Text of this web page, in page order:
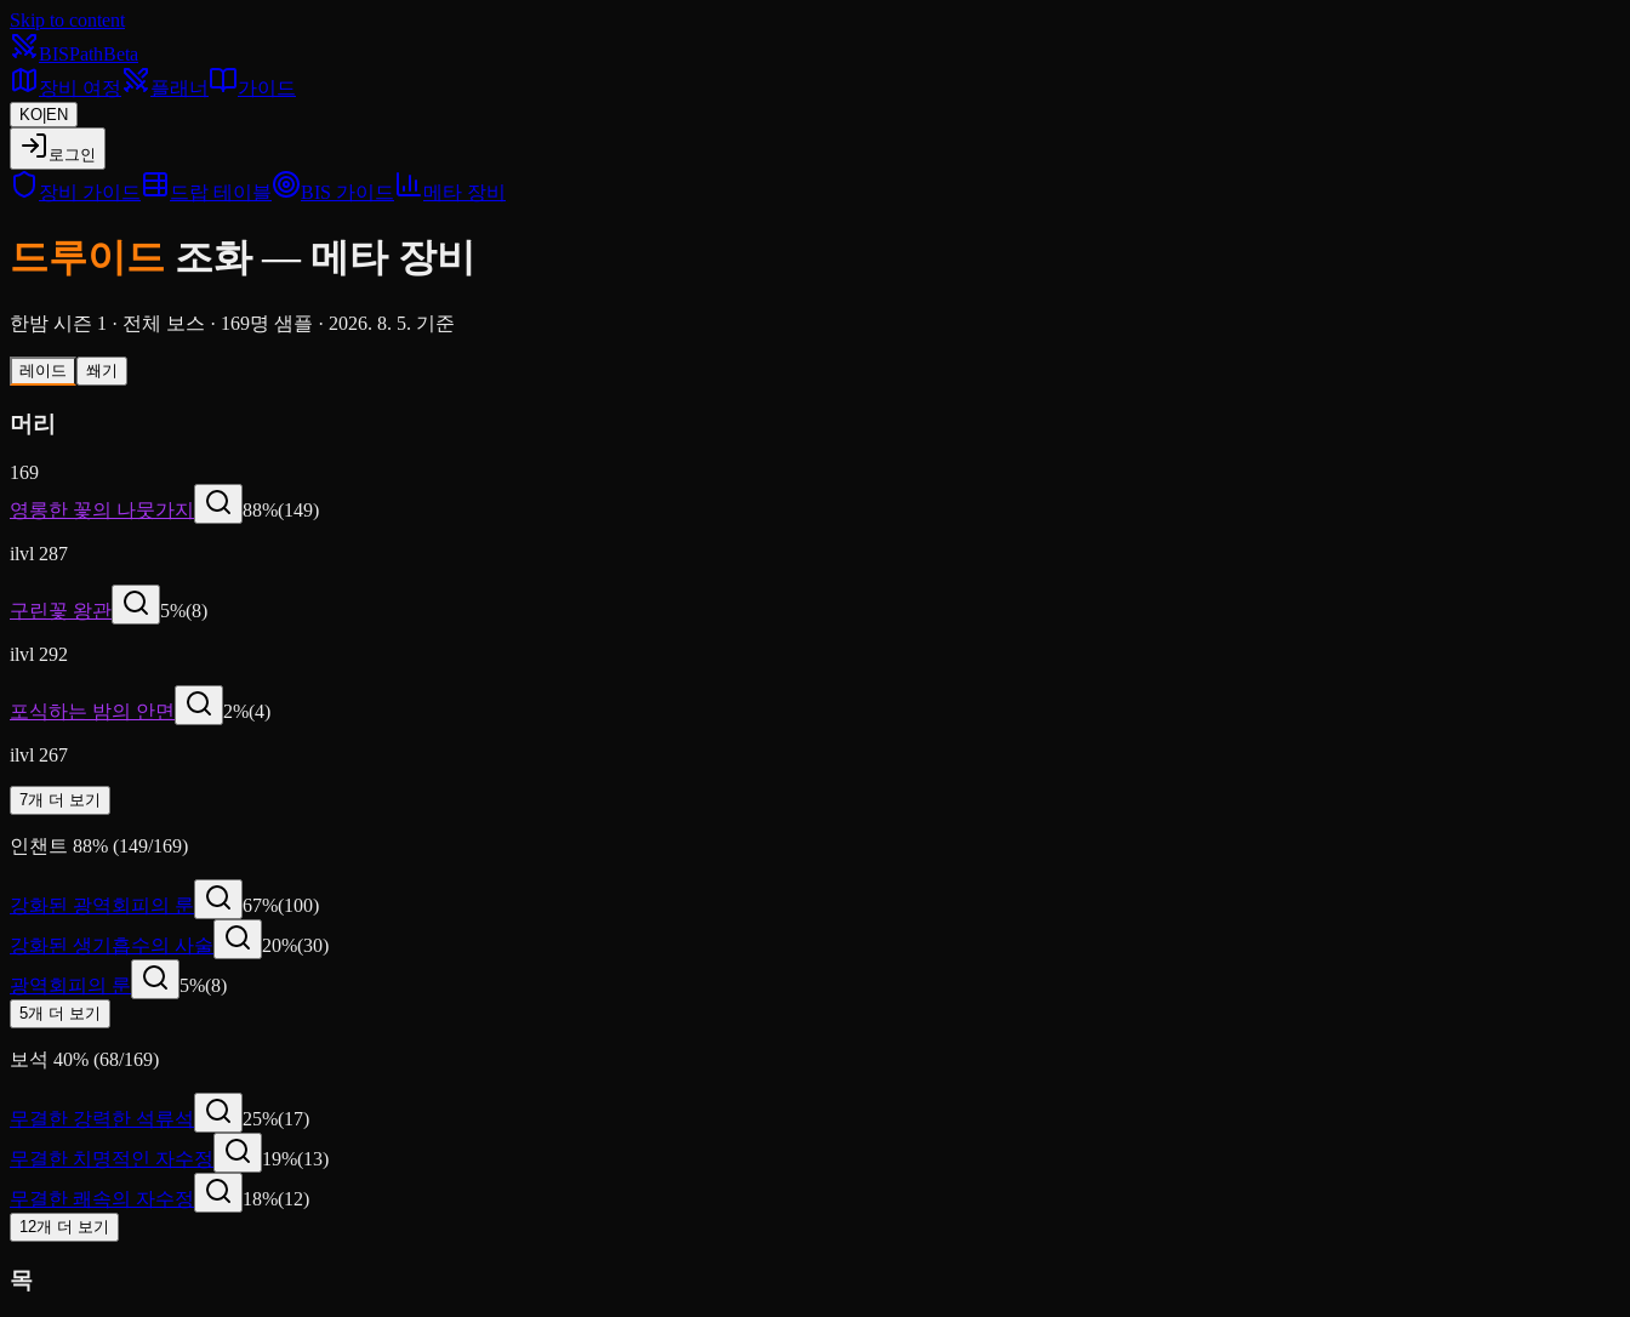
Skip to content
BISPathBeta
장비 여정
플래너 가이드
KO EN
로그인
장비 가이드 드랍 테이블 BIS 가이드 메타 장비
드루이드 조화— 메타 장비
한밤 시즌 1 · 전체 보스 · 169명 샘플 · 2026. 8. 5. 기준
레이드 쐐기
머리
169
영롱한 꽃의 나뭇가지
88%(149)
ilvl 287
구린꽃 왕관 5%(8)
ilvl 292
포식하는 밤의 안면 2%(4)
ilvl 267
7개 더 보기
인챈트 88% (149/169)
강화된 광역회피의 룬 67%(100)
강화된 생기흡수의 사술
20%(30)
광역회피의 룬
5%(8)
5개 더 보기
보석 40% (68/169)
무결한 강력한 석류석 25%(17)
무결한 치명적인 자수정
19%(13)
무결한 쾌속의 자수정
18%(12)
12개 더 보기
목